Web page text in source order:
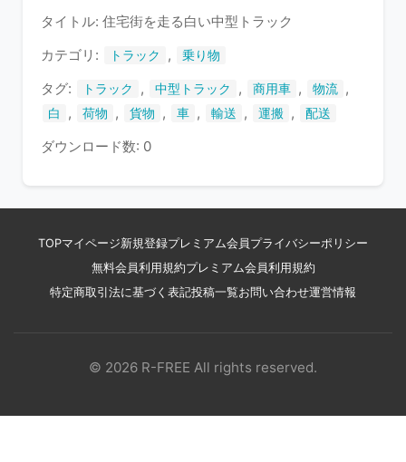
い
ま
タイトル: 住宅街を走る白い中型トラック
カテゴリ:
トラック , 乗り物
タグ: トラック , 中型トラック , 商用車 , 物流 ,
白 , 荷物 , 貨物 , 車 , 輸送 , 運搬 , 配送
ダウンロード数: 0
TOPマイページ新規登録プレミアム会員 プライバシーポリシー
無料会員利用規約プレミアム会員利用規約
特定商取引法に基づく表記投稿一覧お問い合わせ運営情報
© 2026 R-FREE All rights reserved.